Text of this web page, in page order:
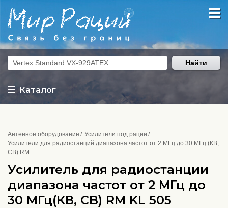
Каталог
Найти
Антенное оборудование
Усилители под рации
Усилители для радиостанций диапазона частот от 2 МГц до 30 МГц (КВ,
CB) RM
Усилитель для радиостанции
диапазона частот от 2 МГц до
30 МГц(КВ, CB) RM KL 505